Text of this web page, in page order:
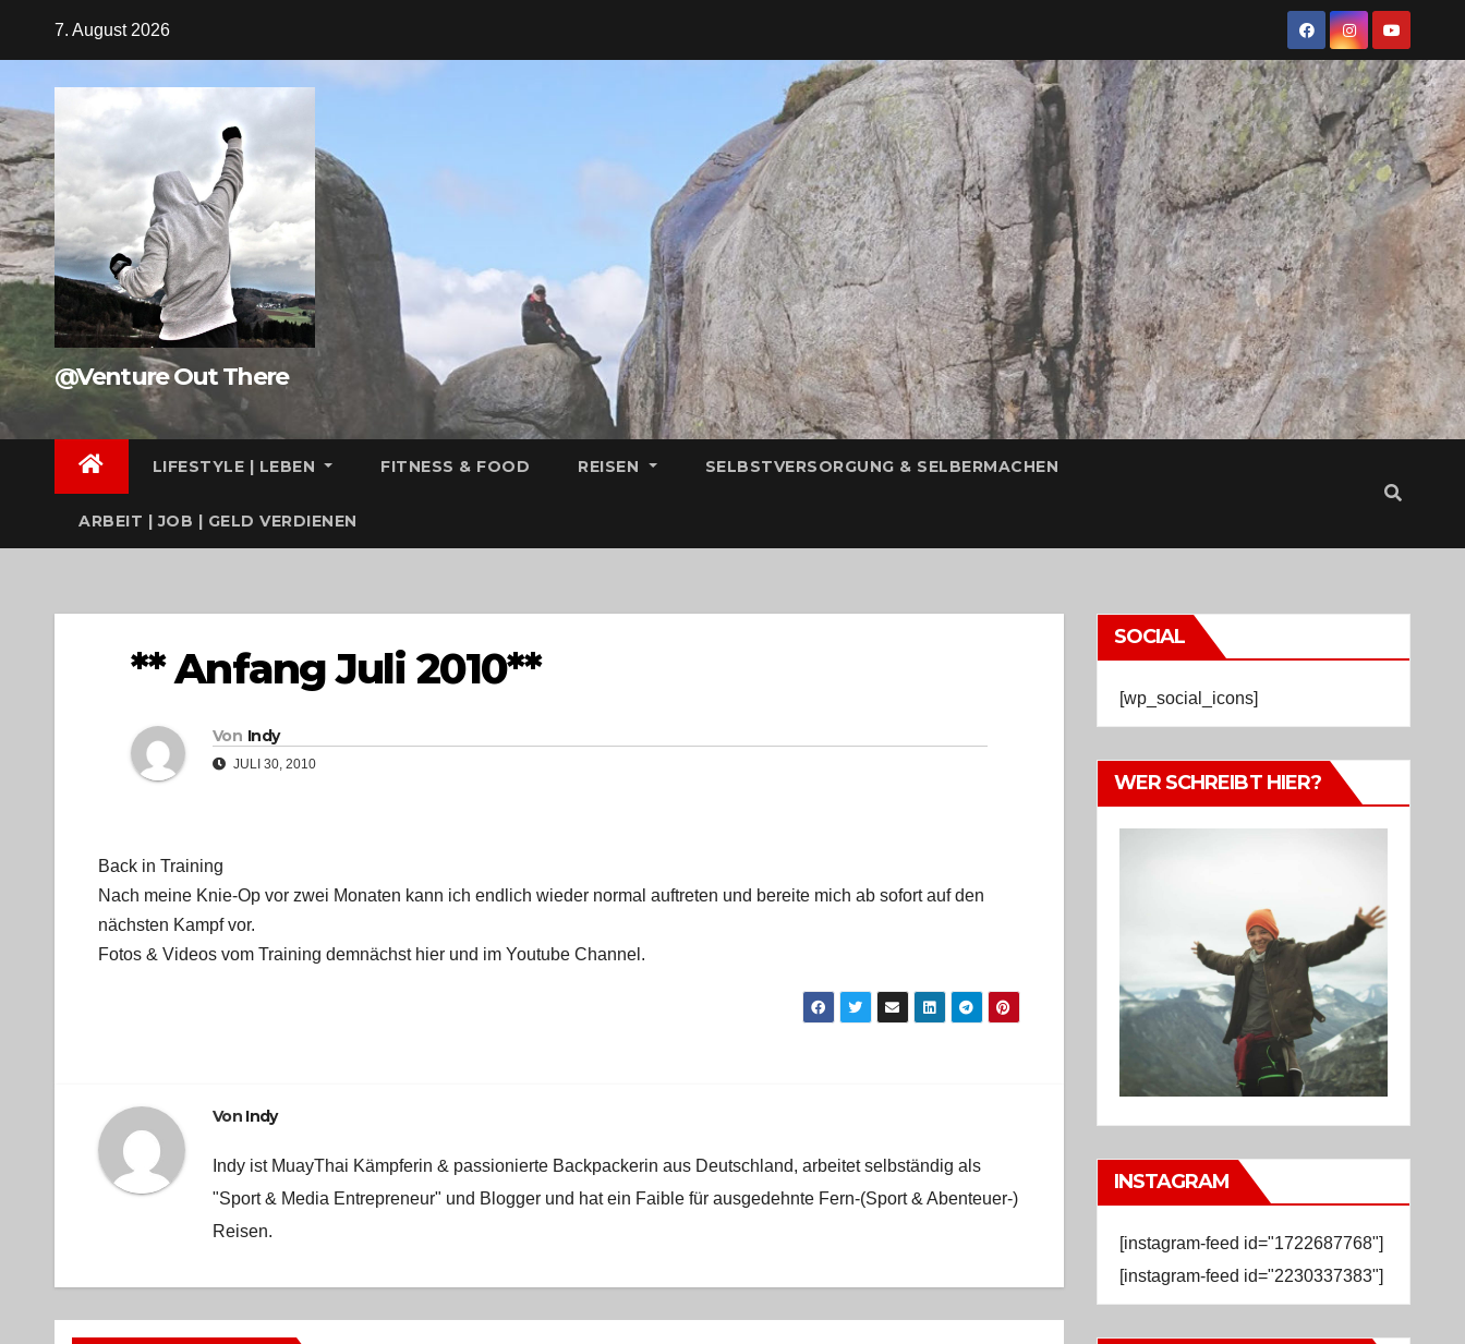
7. August 2026
@Venture Out There
LIFESTYLE | LEBEN FITNESS & FOOD REISEN SELBSTVERSORGUNG & SELBERMACHEN
ARBEIT | JOB | GELD VERDIENEN
** Anfang Juli 2010**
Von Indy
JULI 30, 2010
Back in Training
Nach meine Knie-Op vor zwei Monaten kann ich endlich wieder normal auftreten und bereite mich ab sofort auf den
nächsten Kampf vor.
Fotos & Videos vom Training demnächst hier und im Youtube Channel.
Von Indy
Indy ist MuayThai Kämpferin & passionierte Backpackerin aus Deutschland, arbeitet selbständig als
"Sport & Media Entrepreneur" und Blogger und hat ein Faible für ausgedehnte Fern-(Sport & Abenteuer-)
Reisen.
SOCIAL
[wp_social_icons]
WER SCHREIBT HIER?
INSTAGRAM
[instagram-feed id="1722687768"]
[instagram-feed id="2230337383"]